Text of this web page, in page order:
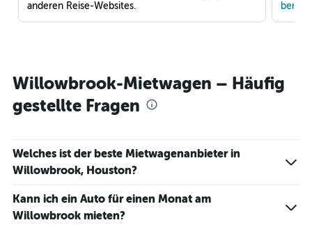
anderen Reise-Websites.
Willowbrook-Mietwagen – Häufig
gestellte Fragen
Welches ist der beste Mietwagenanbieter in
Willowbrook, Houston?
Kann ich ein Auto für einen Monat am
Willowbrook mieten?